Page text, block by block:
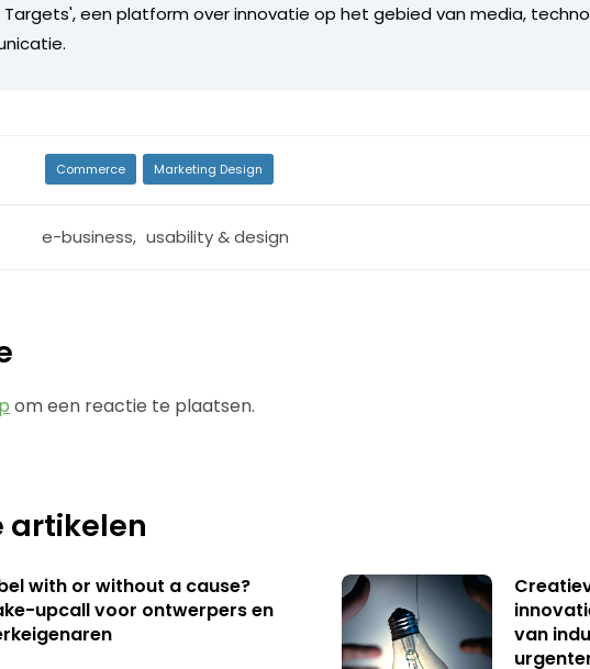
Targets', een platform over innovatie op het gebied van media,
Commerce Marketing Design
e-business, usability & design
om een reactie te plaatsen.
artikelen
with or without a cause?
upcall voor ontwerpers en
van